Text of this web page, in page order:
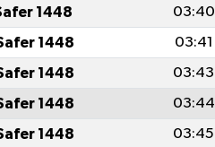
1448 03:40
1448 03:41
1448 03:43
1448 03:44
1448 03:45